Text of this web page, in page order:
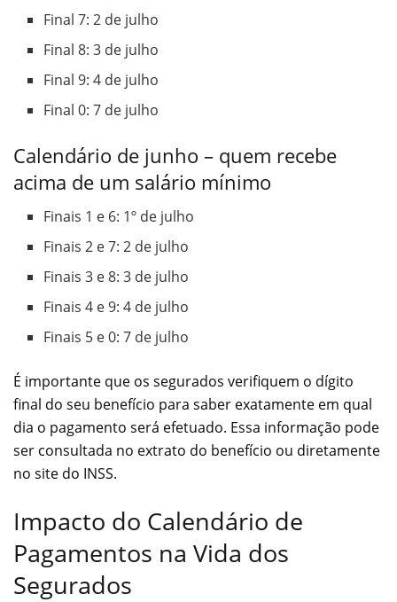
Final 7: 2 de julho
Final 8: 3 de julho
Final 9: 4 de julho
Final 0: 7 de julho
Calendário de junho – quem recebe
acima de um salário mínimo
Finais 1 e 6: 1º de julho
Finais 2 e 7: 2 de julho
Finais 3 e 8: 3 de julho
Finais 4 e 9: 4 de julho
Finais 5 e 0: 7 de julho
É importante que os segurados verifiquem o dígito
final do seu benefício para saber exatamente em qual
dia o pagamento será efetuado. Essa informação pode
ser consultada no extrato do benefício ou diretamente
no site do INSS.
Impacto do Calendário de
Pagamentos na Vida dos
Segurados